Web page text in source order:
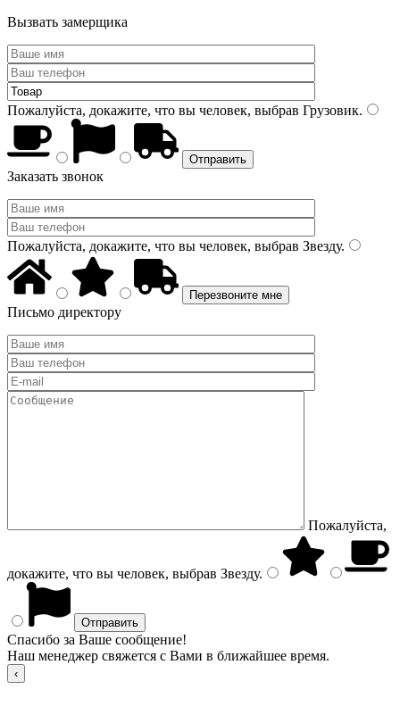
Вызвать замерщика
Пожалуйста, докажите, что вы человек, выбрав Грузовик.
Заказать звонок
Пожалуйста, докажите, что вы человек, выбрав Звезду.
Письмо директору
Пожалуйста,
докажите, что вы человек, выбрав Звезду.
Спасибо за Ваше сообщение!
Наш менеджер свяжется с Вами в ближайшее время.